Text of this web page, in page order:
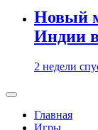
Новый
Индии
2 недели
Главная
Игры